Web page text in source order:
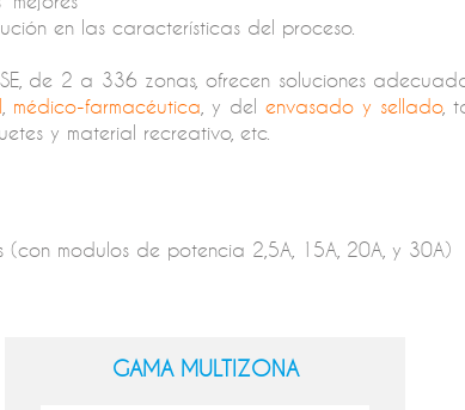
en las características del proceso.
de 2 a 336 zonas, ofrecen soluciones
médico-farmacéutica , y del envasado y sellado,
y material recreativo, etc.
modulos de potencia 2,5A, 15A, 20A, y 30A)
GAMA MULTIZONA